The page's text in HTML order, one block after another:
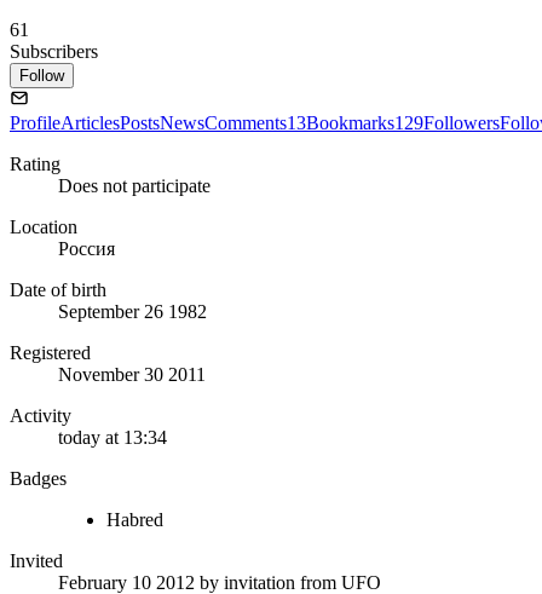
61
Subscribers
Follow
ProfileArticlesPostsNewsComments13Bookmarks129Followers
Rating
Does not participate
Location
Россия
Date of birth
September 26 1982
Registered
November 30 2011
Activity
today at 13:34
Badges
Habred
Invited
February 10 2012 by invitation from UFO